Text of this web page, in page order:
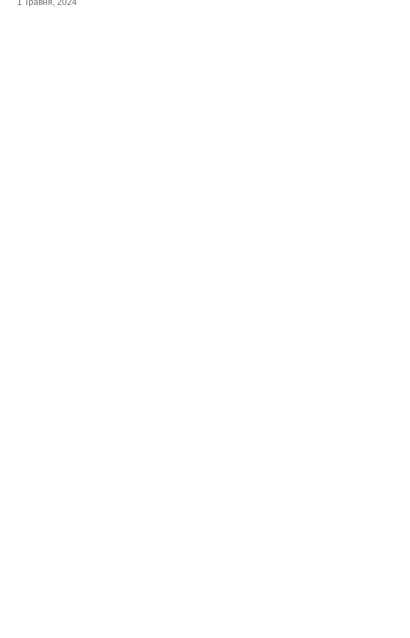
1 Травня, 2024